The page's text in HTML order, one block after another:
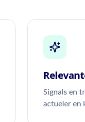
Signals en
actueler en